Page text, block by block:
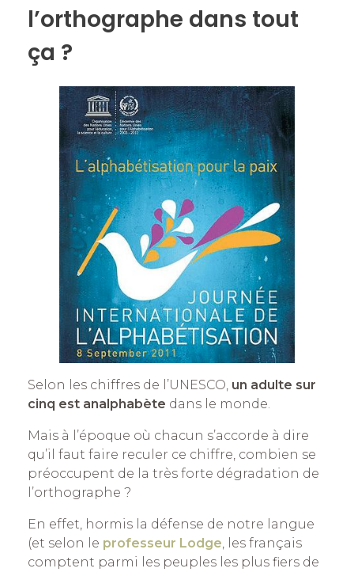
l’orthographe dans tout
ça ?
Selon les chiffres de l’UNESCO, un adulte sur
cinq est analphabète dans le monde.
Mais à l’époque où chacun s’accorde à dire
qu’il faut faire reculer ce chiffre, combien se
préoccupent de la très forte dégradation de
l’orthographe ?
En effet, hormis la défense de notre langue
(et selon le professeur Lodge , les français
comptent parmi les peuples les plus fiers de